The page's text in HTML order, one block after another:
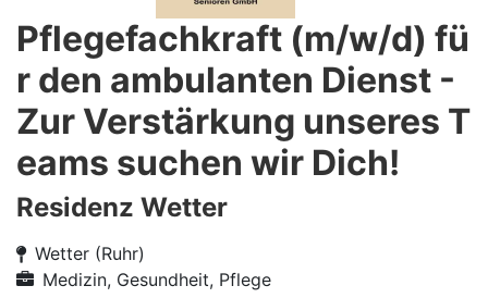
Pflegefachkraft (m/w/d) fü
r den ambulanten Dienst -
Zur Verstärkung unseres T
eams suchen wir Dich!
Residenz Wetter
Wetter (Ruhr)
Medizin, Gesundheit, Pflege